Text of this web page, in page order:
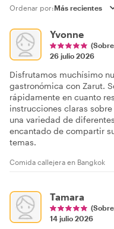
Ordenar por:
Yvonne
26 julio 2026
Disfrutamos muchísimo
gastronómica con Zarut.
rápidamente en cuanto
instrucciones claras
una variedad de
encantado de compartir
temas.
Comida callejera en Bangkok
Tamara
14 julio 2026